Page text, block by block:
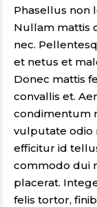
Phasellus non
Nullam mattis
nec.
et netus et
Donec mattis
convallis et.
condimentum
vulputate odio
efficitur id
commodo dui
placerat.
felis tortor,